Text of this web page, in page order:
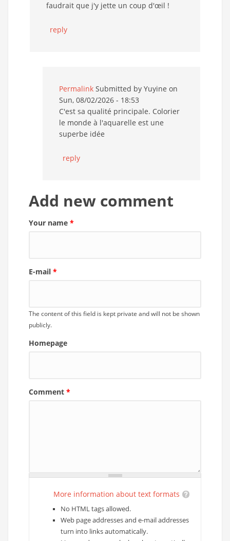
faudrait que j'y jette un coup d'œil !
reply
Permalink Submitted by Yuyine on
Sun, 08/02/2026 - 18:53
C'est sa qualité principale. Colorier
le monde à l'aquarelle est une
superbe idée
reply
Add new comment
Your name *
E-mail *
The content of this field is kept private and will not be shown
publicly.
Homepage
Comment *
More information about text formats
No HTML tags allowed.
Web page addresses and e-mail addresses
turn into links automatically.